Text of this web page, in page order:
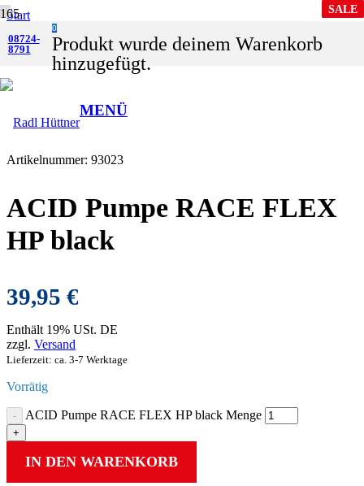
08724-
8791
0
Produktwurde deinem Warenkorb
hinzugefügt.
MENÜ
Start
Shop
Zubehör
Luftpumpe+Zubehör
ACID Pumpe RACE FLEX HP black
Artikelnummer: 93023
ACID Pumpe RACE FLEX
HP black
39,95 €
Enthält 19% USt. DE
zzgl. Versand
Lieferzeit: ca. 3-7 Werktage
Vorrätig
ACID Pumpe RACE FLEX HP black Menge
IN DEN WARENKORB
SALE
SALE